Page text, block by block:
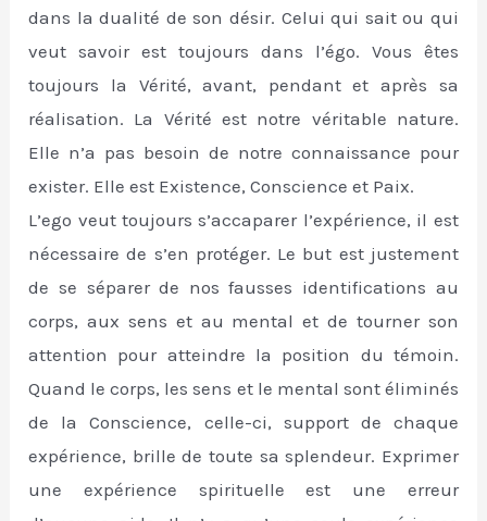
dans la dualité de son désir. Celui qui sait ou qui
veut savoir est toujours dans l’égo. Vous êtes
toujours la Vérité, avant, pendant et après sa
réalisation. La Vérité est notre véritable nature.
Elle n’a pas besoin de notre connaissance pour
exister. Elle est Existence, Conscience et Paix.
L’ego veut toujours s’accaparer l’expérience, il est
nécessaire de s’en protéger. Le but est justement
de se séparer de nos fausses identifications au
corps, aux sens et au mental et de tourner son
attention pour atteindre la position du témoin.
Quand le corps, les sens et le mental sont éliminés
de la Conscience, celle-ci, support de chaque
expérience, brille de toute sa splendeur. Exprimer
une expérience spirituelle est une erreur